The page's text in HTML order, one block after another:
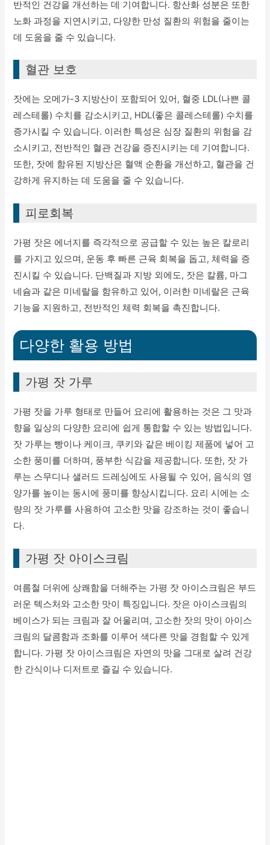
반적인 건강을 개선하는 데 기여합니다. 항산화 성분은 또한
노화 과정을 지연시키고, 다양한 만성 질환의 위험을 줄이는
데 도움을 줄 수 있습니다.
혈관 보호
잣에는 오메가-3 지방산이 포함되어 있어, 혈중 LDL(나쁜 콜
레스테롤) 수치를 감소시키고, HDL(좋은 콜레스테롤) 수치를
증가시킬 수 있습니다. 이러한 특성은 심장 질환의 위험을 감
소시키고, 전반적인 혈관 건강을 증진시키는 데 기여합니다.
또한, 잣에 함유된 지방산은 혈액 순환을 개선하고, 혈관을 건
강하게 유지하는 데 도움을 줄 수 있습니다.
피로회복
가평 잣은 에너지를 즉각적으로 공급할 수 있는 높은 칼로리
를 가지고 있으며, 운동 후 빠른 근육 회복을 돕고, 체력을 증
진시킬 수 있습니다. 단백질과 지방 외에도, 잣은 칼륨, 마그
네슘과 같은 미네랄을 함유하고 있어, 이러한 미네랄은 근육
기능을 지원하고, 전반적인 체력 회복을 촉진합니다.
다양한 활용 방법
가평 잣 가루
가평 잣을 가루 형태로 만들어 요리에 활용하는 것은 그 맛과
향을 일상의 다양한 요리에 쉽게 통합할 수 있는 방법입니다.
잣 가루는 빵이나 케이크, 쿠키와 같은 베이킹 제품에 넣어 고
소한 풍미를 더하며, 풍부한 식감을 제공합니다. 또한, 잣 가
루는 스무디나 샐러드 드레싱에도 사용될 수 있어, 음식의 영
양가를 높이는 동시에 풍미를 향상시킵니다. 요리 시에는 소
량의 잣 가루를 사용하여 고소한 맛을 강조하는 것이 좋습니
다.
가평 잣 아이스크림
여름철 더위에 상쾌함을 더해주는 가평 잣 아이스크림은 부드
러운 텍스처와 고소한 맛이 특징입니다. 잣은 아이스크림의
베이스가 되는 크림과 잘 어울리며, 고소한 잣의 맛이 아이스
크림의 달콤함과 조화를 이루어 색다른 맛을 경험할 수 있게
합니다. 가평 잣 아이스크림은 자연의 맛을 그대로 살려 건강
한 간식이나 디저트로 즐길 수 있습니다.